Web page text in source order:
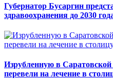
Губернатор Бусаргин
здравоохранения до 2030
Изрубленную в Саратовской
перевели на лечение в